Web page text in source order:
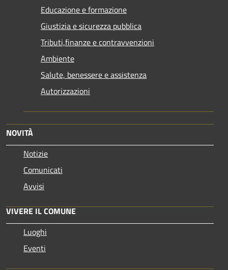
Educazione e formazione
Giustizia e sicurezza pubblica
Tributi,finanze e contravvenzioni
Ambiente
Salute, benessere e assistenza
Autorizzazioni
NOVITÀ
Notizie
Comunicati
Avvisi
VIVERE IL COMUNE
Luoghi
Eventi